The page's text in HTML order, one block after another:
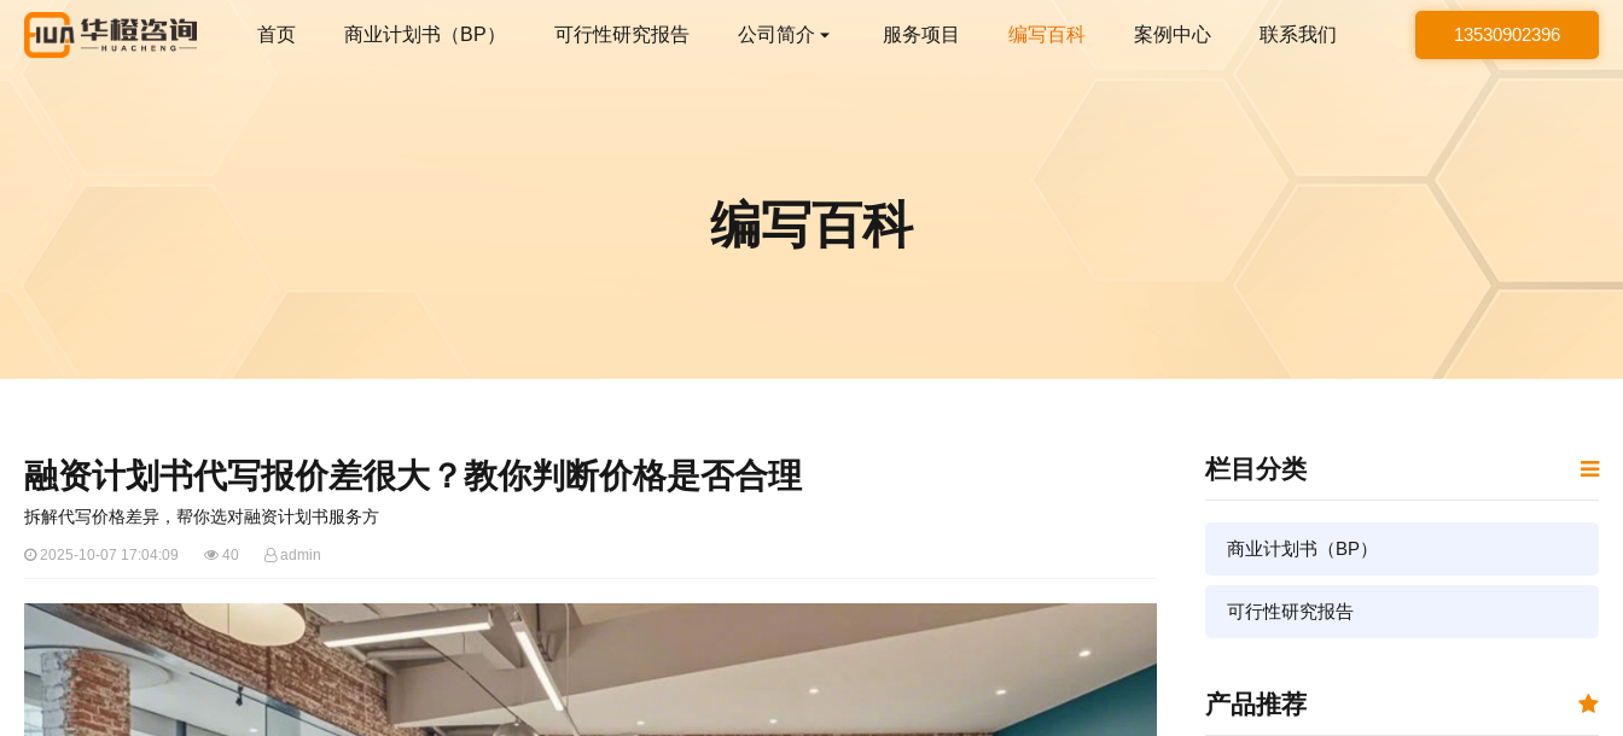
首页 商业计划书（BP） 可行性研究报告 公司简介 服务项目 编写百科 案例中心 联系我们 13530902396
编写百科
融资计划书代写报价差很大？教你判断价格是否合理
拆解代写价格差异，帮你选对融资计划书服务方
2025-10-07 17:04:09 40 admin
栏目分类
商业计划书（BP）
可行性研究报告
产品推荐